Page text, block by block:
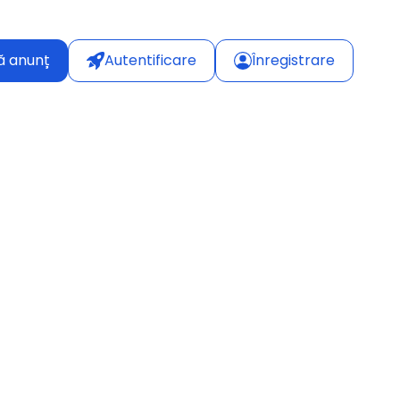
anunț Autentificare Înregistrare